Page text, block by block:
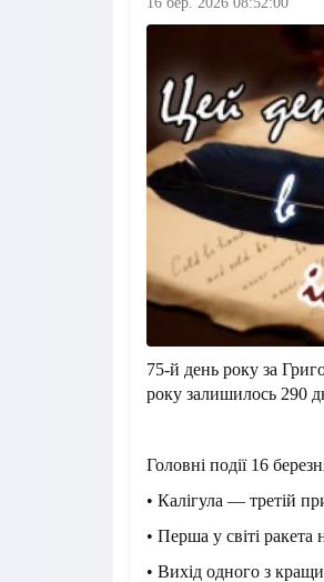
75-й день року за
року залишилось 290
Головні події 16
• Калігула — третій
• Перша у світі ракета
• Вихід одного з